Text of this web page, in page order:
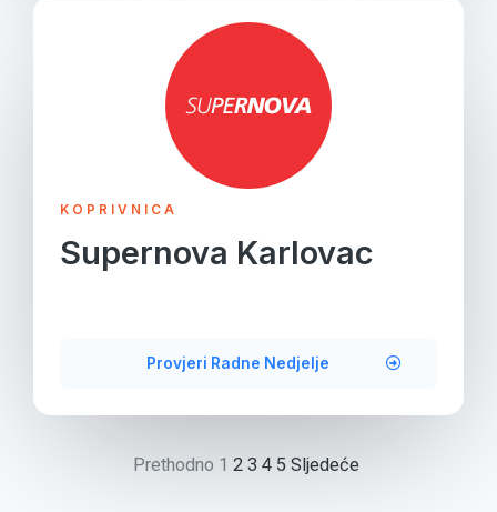
KOPRIVNICA
Supernova Karlovac
Provjeri Radne Nedjelje
Prethodno 1 2 3 4 5 Sljedeće